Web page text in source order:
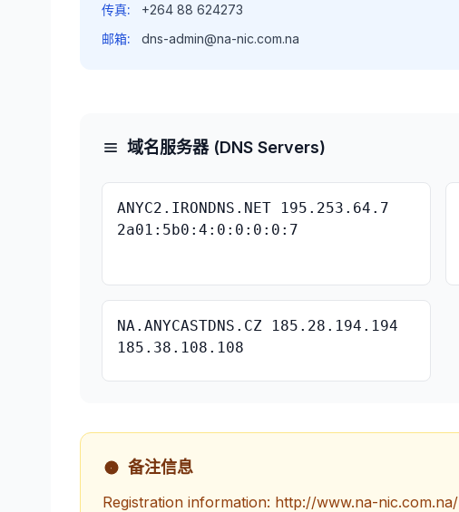
传真:
+264 88 624273
邮箱:
dns-admin@na-nic.com.na
域名服务器 (DNS Servers)
ANYC2.IRONDNS.NET 195.253.64.7
2a01:5b0:4:0:0:0:0:7
NA.ANYCASTDNS.CZ 185.28.194.194
185.38.108.108
备注信息
Registration information: http://www.na-nic.com.na/